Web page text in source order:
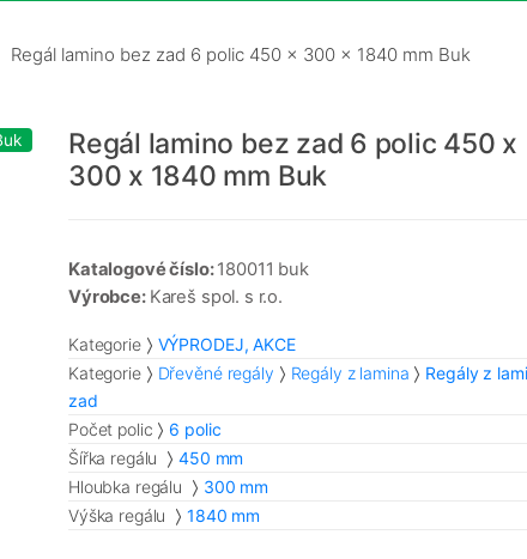
Regál lamino bez zad 6 polic 450 x 300 x 1840 mm Buk
Regál lamino bez zad 6 polic 450 x
300 x 1840 mm Buk
Katalogové číslo:180011 buk
Výrobce: Kareš spol. s r.o.
Kategorie
VÝPRODEJ, AKCE
Kategorie
Dřevěné regály Regály z lamina
Regály z
zad
Počet polic
6 polic
Šířka regálu
450 mm
Hloubka regálu
300 mm
Výška regálu
1840 mm